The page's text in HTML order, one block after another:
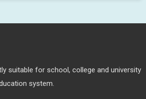
suitable for school, college and university
system.